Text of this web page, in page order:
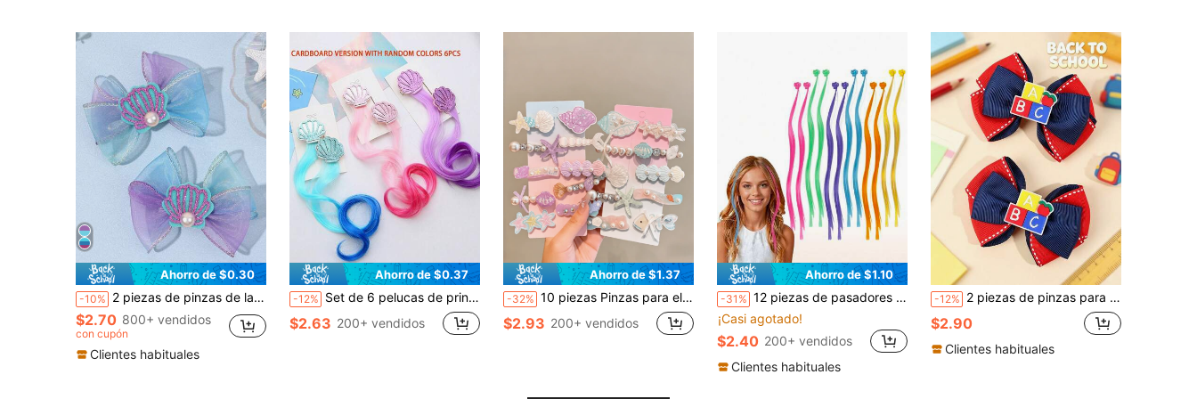
Ahorro de $0.30
-10% 2 piezas de pinzas de lazo de tul estilo océano - Conchas marinas brillantes & perlas con tul degradado azul-púrpura, accesorios para el cabello de sirena para bodas en la playa/verano
$2.70 800+ vendidos
con cupón
Clientes habituales
Ahorro de $0.37
-12% Set de 6 pelucas de princesa del océano mágico y princesa sirena - Diseño de concha marina en degradado vibrante, hechas de cabello ondulado y degradado duradero, estilo versátil, ideal para juegos de fantasía y cosplay de niñas - Accesorios de cabello transformadores divertidos, regalo perfecto para niñas en Halloween y fiestas escolares
$2.63 200+ vendidos
Ahorro de $1.37
-32% 10 piezas Pinzas para el cabello de sirena lindas, pinzas para el cabello con conchas y estrellas de acrílico con perlas falsas, pinzas para el cabello de delfín de dibujos animados, accesorios para el cabello de niña para vacaciones de playa de verano
$2.93 200+ vendidos
Ahorro de $1.10
-31% 12 piezas de pasadores de pelo coloridos, adecuados para niñas, extensiones de pelo arcoíris con clip, ideales para peinados de cola de caballo
¡Casi agotado!
$2.40 200+ vendidos
Clientes habituales
-12% 2 piezas de pinzas para el cabello con lazo de vuelta a la escuela, pinzas para el cabello con lazo de letra de manzana, pinzas de cocodrilo azul y rojo, pinzas para el cabello de temporada de graduación, accesorios para el cabello lindos para niñas, regalo
$2.90
Clientes habituales